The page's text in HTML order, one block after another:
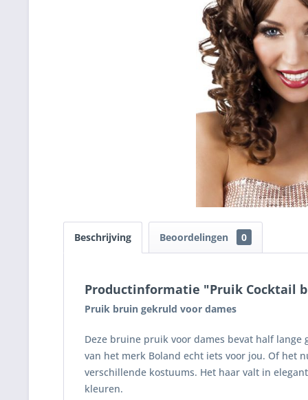
Beschrijving Beoordelingen 0
Productinformatie "Pruik Cocktail
Pruik bruin gekruld voor dames
Deze bruine pruik voor dames bevat half lange
van het merk Boland echt iets voor jou. Of het
verschillende kostuums. Het haar valt in
kleuren.